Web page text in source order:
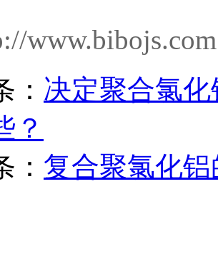
www.bibojs.com
： 决定聚合氯
？
： 复合聚氯化